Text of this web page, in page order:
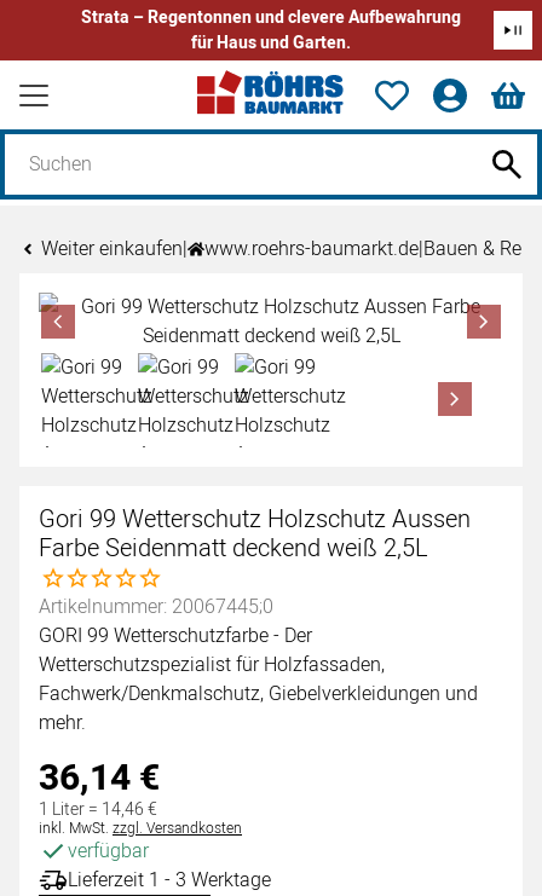
Strata – Regentonnen und clevere Aufbewahrung
für Haus und Garten.
Zum Hauptinhalt springen
Weiter einkaufen| www.roehrs-baumarkt.de|Bauen &
Produktgalerie
Zur Kaufbox springen
Gori 99 Wetterschutz Holzschutz Aussen
Farbe Seidenmatt deckend weiß 2,5L
Noch keine Bewertungen abgegeben
Artikelnummer: 20067445;0
GORI 99 Wetterschutzfarbe - Der
Wetterschutzspezialist für Holzfassaden,
Fachwerk/Denkmalschutz, Giebelverkleidungen und
mehr.
36,14€
1 Liter = 14,46€
Steuerhinweis:
inkl. MwSt. zzgl. Versandkosten
verfügbar
Lieferzeit 1 - 3 Werktage